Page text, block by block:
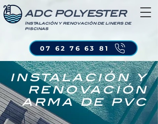
ADC POLYESTER
Instalación y renovación de liners de
piscinas
07 62 76 63 81
instalación y
renovación
arma de pvc